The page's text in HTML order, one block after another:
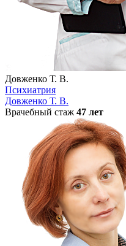
Довженко Т. В.
Психиатрия
Довженко Т. В.
Врачебный стаж 47 лет